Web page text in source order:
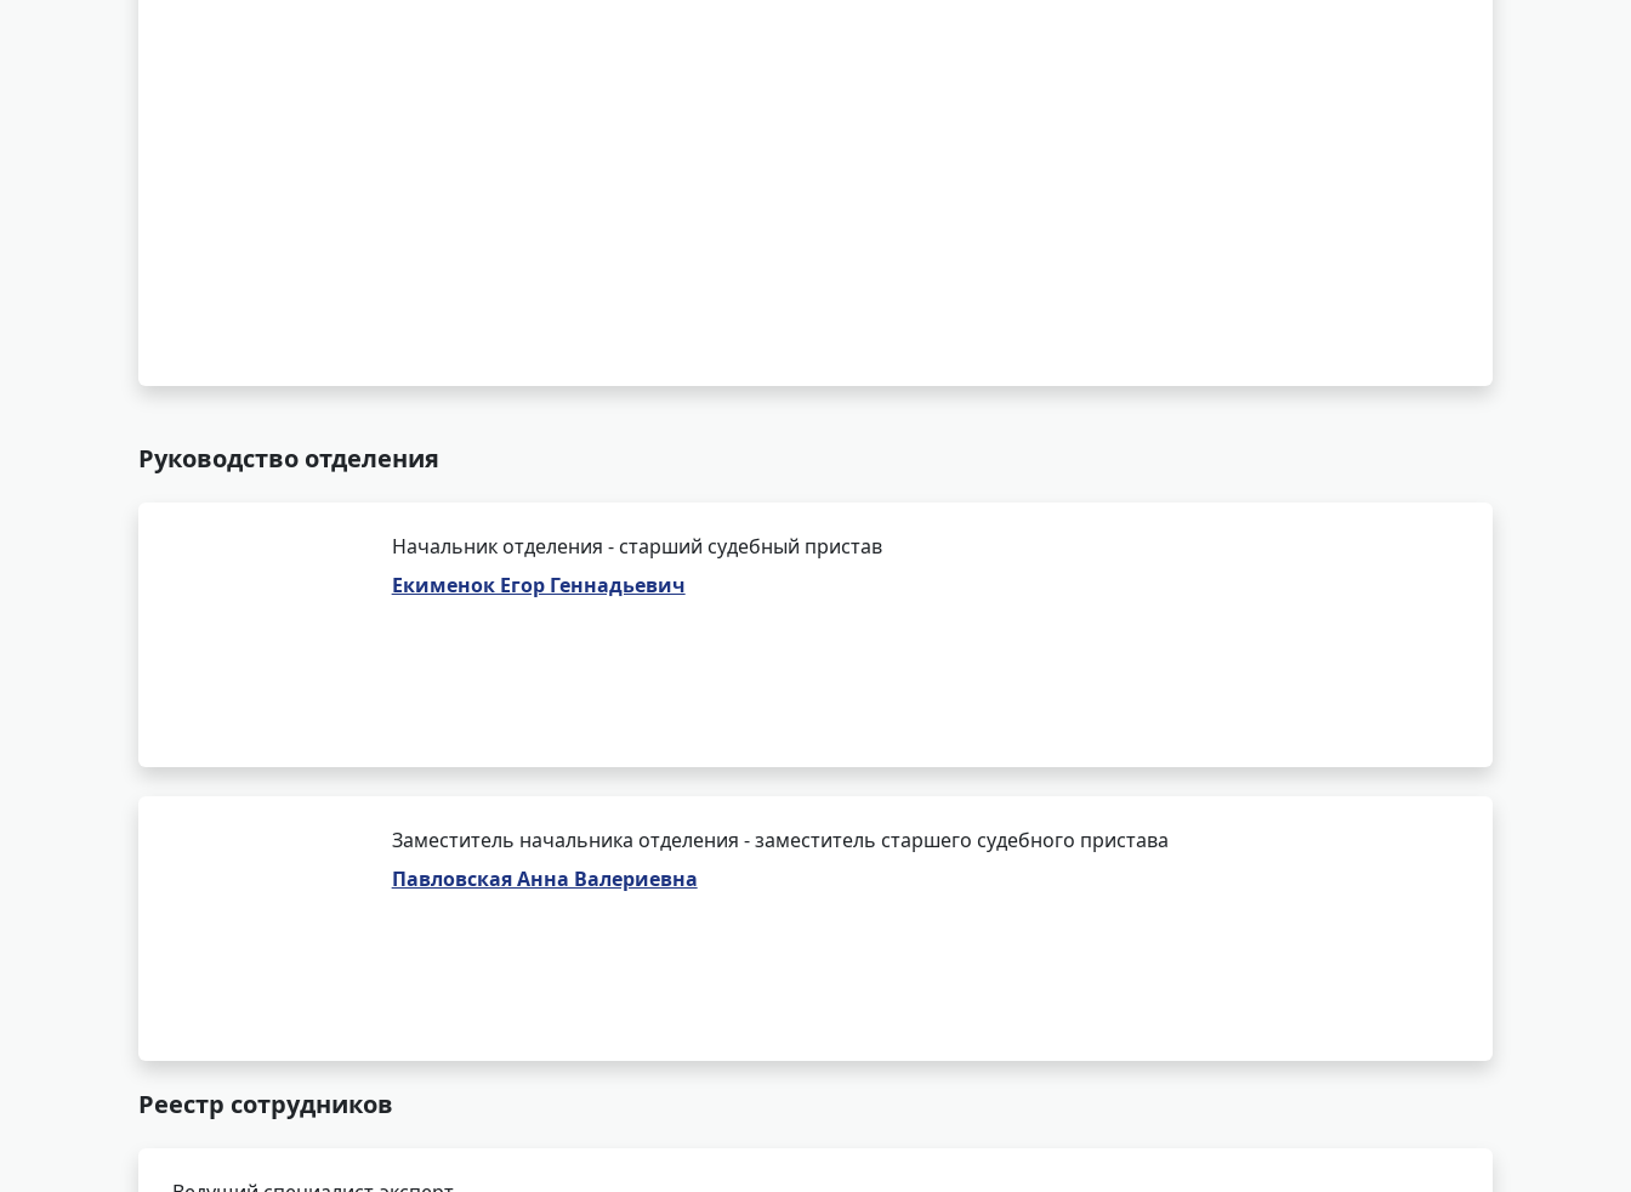
Руководство отделения
Начальник отделения - старший судебный пристав
Екименок Егор Геннадьевич
Заместитель начальника отделения - заместитель старшего судебного пристава
Павловская Анна Валериевна
Реестр сотрудников